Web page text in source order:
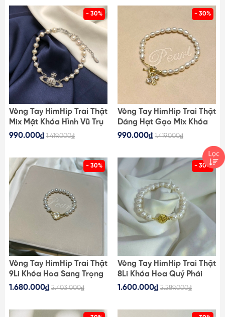
- 30%
Vòng Tay HimHip Trai Thật
Mix Mặt Khóa Hình Vũ Trụ
Sang Trọng 18+5cm
990.000₫ 1.419.000₫
- 30%
Vòng Tay HimHip Trai Thật
Dáng Hạt Gạo Mix Khóa
Hình Ong Vàng Đính Phale
990.000₫ 1.419.000₫
- 30%
Vòng Tay HimHip Trai Thật
9Li Khóa Hoa Sang Trọng
18cm
1.680.000₫ 2.403.000₫
- 30%
Vòng Tay HimHip Trai Thật
8Li Khóa Hoa Quý Phái
19cm
1.600.000₫ 2.289.000₫